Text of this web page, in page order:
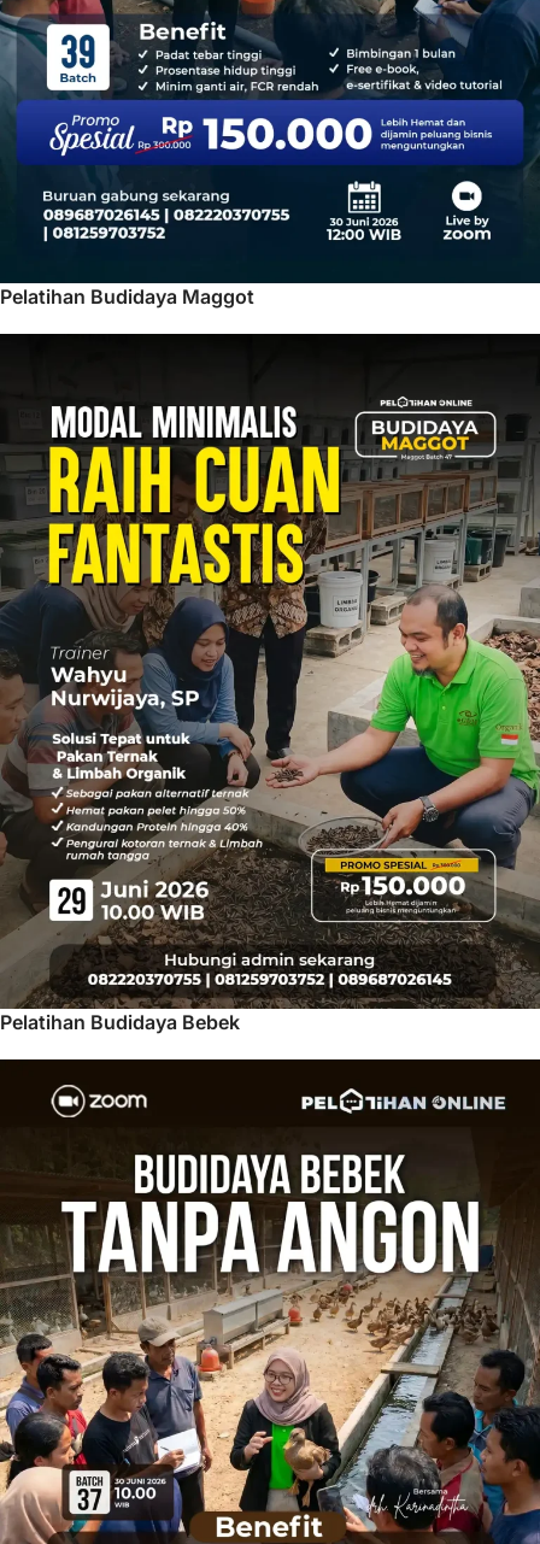
Pelatihan Budidaya Maggot
Pelatihan Budidaya Bebek